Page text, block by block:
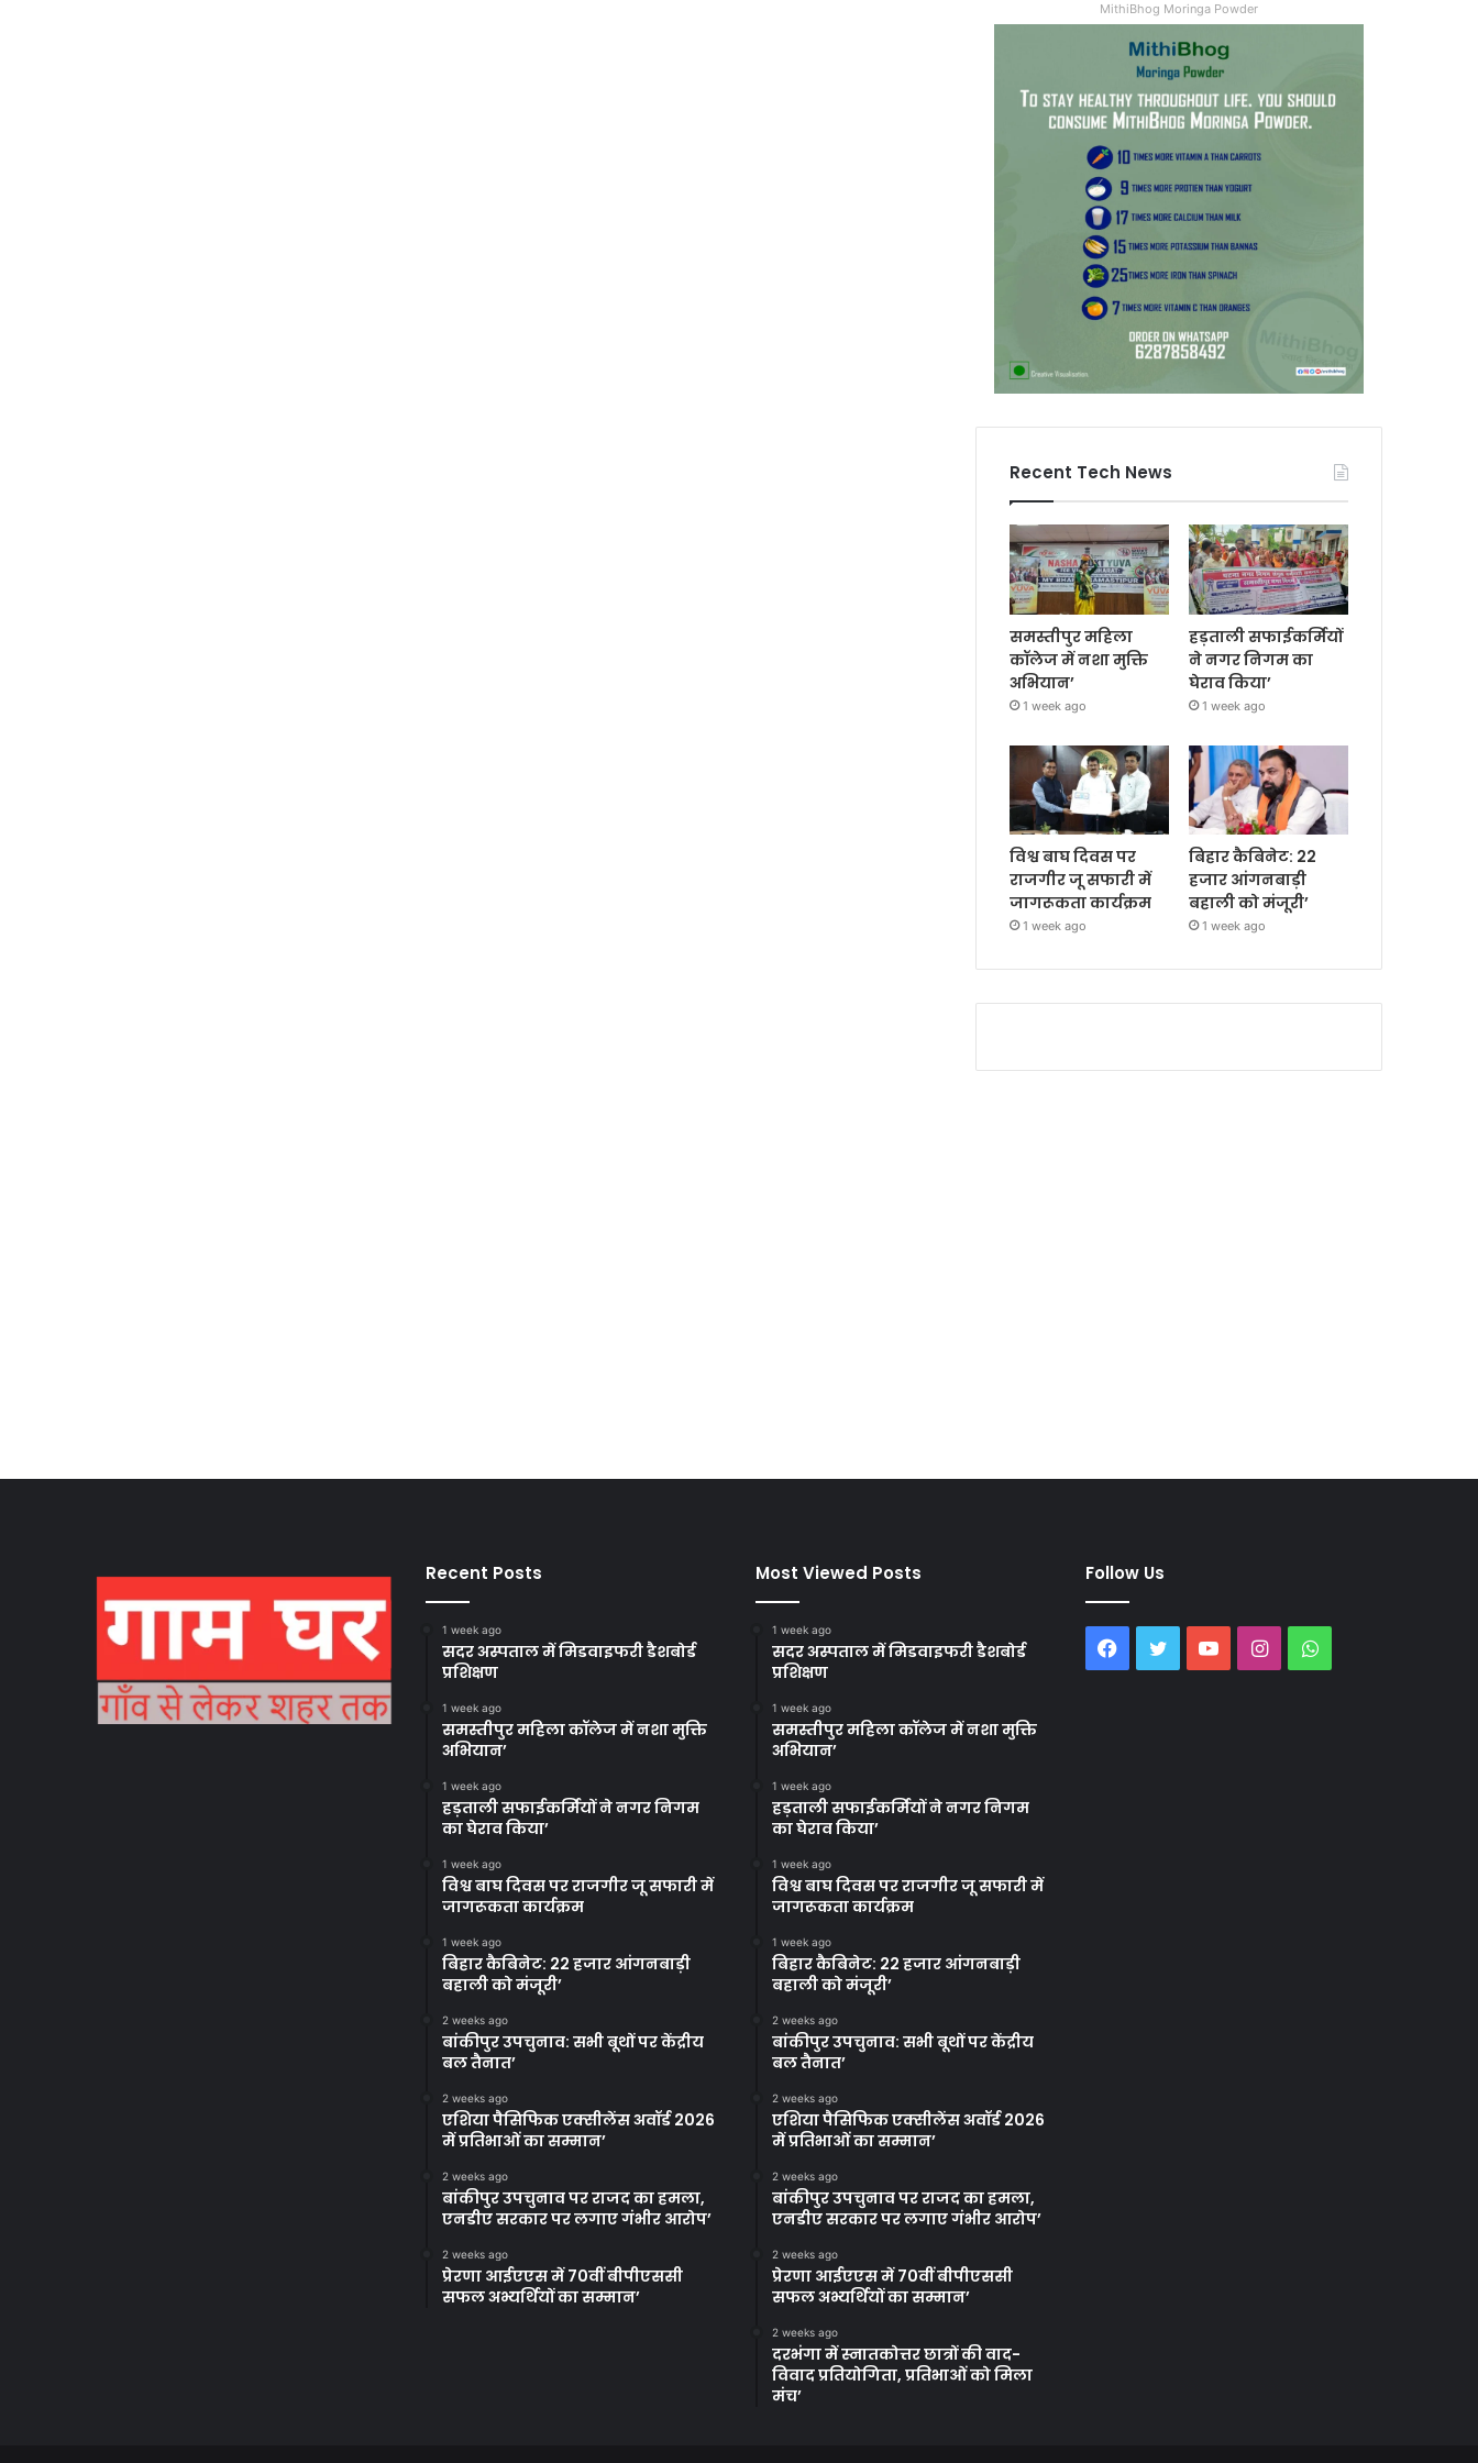
MithiBhog Moringa Powder
Recent Tech News
समस्तीपुर महिला
कॉलेज में नशा मुक्ति
अभियान’
1 week ago
हड़ताली सफाईकर्मियों
ने नगर निगम का
घेराव किया’
1 week ago
विश्व बाघ दिवस पर
राजगीर जू सफारी में
जागरूकता कार्यक्रम
1 week ago
बिहार कैबिनेट: 22
हजार आंगनबाड़ी
बहाली को मंजूरी’
1 week ago
Recent Posts
1 week ago
सदर अस्पताल में मिडवाइफरी डैशबोर्ड
प्रशिक्षण
1 week ago
समस्तीपुर महिला कॉलेज में नशा मुक्ति
अभियान’
1 week ago
हड़ताली सफाईकर्मियों ने नगर निगम
का घेराव किया’
1 week ago
विश्व बाघ दिवस पर राजगीर जू सफारी में
जागरूकता कार्यक्रम
1 week ago
बिहार कैबिनेट: 22 हजार आंगनबाड़ी
बहाली को मंजूरी’
2 weeks ago
बांकीपुर उपचुनाव: सभी बूथों पर केंद्रीय
बल तैनात’
2 weeks ago
एशिया पैसिफिक एक्सीलेंस अवॉर्ड 2026
में प्रतिभाओं का सम्मान’
2 weeks ago
बांकीपुर उपचुनाव पर राजद का हमला,
एनडीए सरकार पर लगाए गंभीर आरोप’
2 weeks ago
प्रेरणा आईएएस में 70वीं बीपीएससी
सफल अभ्यर्थियों का सम्मान’
Most Viewed Posts
1 week ago
सदर अस्पताल में मिडवाइफरी डैशबोर्ड
प्रशिक्षण
1 week ago
समस्तीपुर महिला कॉलेज में नशा मुक्ति
अभियान’
1 week ago
हड़ताली सफाईकर्मियों ने नगर निगम
का घेराव किया’
1 week ago
विश्व बाघ दिवस पर राजगीर जू सफारी में
जागरूकता कार्यक्रम
1 week ago
बिहार कैबिनेट: 22 हजार आंगनबाड़ी
बहाली को मंजूरी’
2 weeks ago
बांकीपुर उपचुनाव: सभी बूथों पर केंद्रीय
बल तैनात’
2 weeks ago
एशिया पैसिफिक एक्सीलेंस अवॉर्ड 2026
में प्रतिभाओं का सम्मान’
2 weeks ago
बांकीपुर उपचुनाव पर राजद का हमला,
एनडीए सरकार पर लगाए गंभीर आरोप’
2 weeks ago
प्रेरणा आईएएस में 70वीं बीपीएससी
सफल अभ्यर्थियों का सम्मान’
2 weeks ago
दरभंगा में स्नातकोत्तर छात्रों की वाद-
विवाद प्रतियोगिता, प्रतिभाओं को मिला
मंच’
Follow Us
Facebook
TwitterYouTubeInstagramWhatsApp